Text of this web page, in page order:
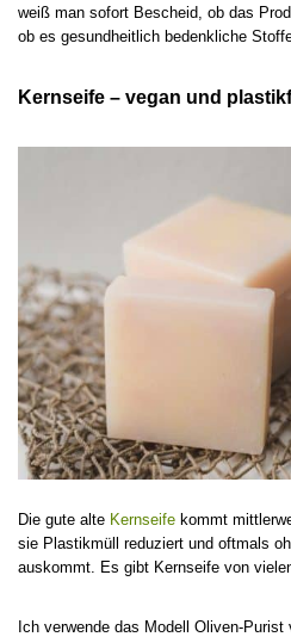
weiß man sofort Bescheid, ob das
ob es gesundheitlich bedenkliche
Kernseife – vegan und
Die gute alte Kernseife kommt
sie Plastikmüll reduziert und oftmals
auskommt. Es gibt Kernseife von
Ich verwende das Modell Oliven-